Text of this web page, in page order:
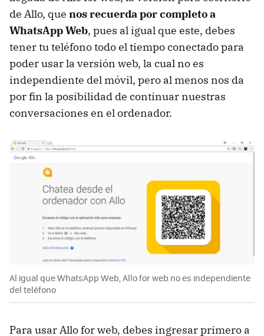
de Allo, que nos recuerda por completo a
WhatsApp Web, pues al igual que este, debes
tener tu teléfono todo el tiempo conectado para
poder usar la versión web, la cual no es
independiente del móvil, pero al menos nos da
por fin la posibilidad de continuar nuestras
conversaciones en el ordenador.
Al igual que WhatsApp Web, Allo for web no es independiente
del teléfono
Para usar Allo for web, debes ingresar primero a